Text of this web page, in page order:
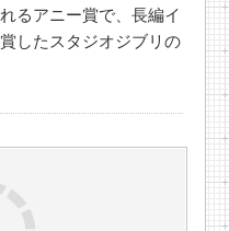
るアニー賞で、長編イ
したスタジオジブリの